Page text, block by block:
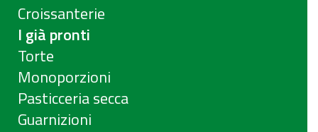
Croissanterie
I già pronti
Torte
Monoporzioni
Pasticceria secca
Guarnizioni